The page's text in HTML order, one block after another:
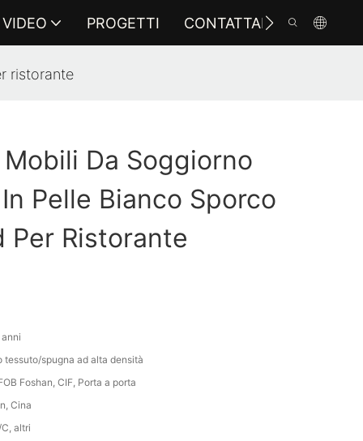
VIDEO PROGETTI CONTATTARCI
ristorante
Da Soggiorno
Pelle Bianco Sporco
Per Ristorante
tessuto/spugna ad alta densità
Foshan, CIF, Porta a porta
Cina
altri